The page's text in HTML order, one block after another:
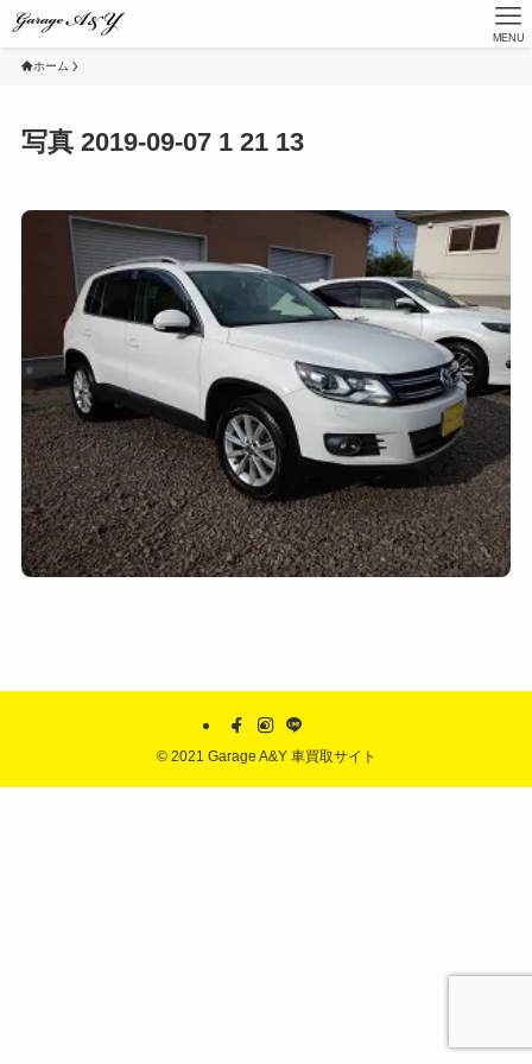
MENU
ホーム
写真 2019-09-07 1 21 13
©2021 Garage A&Y 車買取サイト